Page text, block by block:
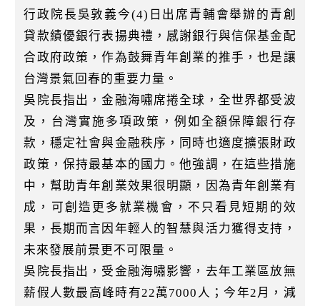
行政院長吳敦義今(4)日出席青輔會舉辦的青創
貸款績優銀行表揚典禮，感謝銀行與信保基金配
合政府政策，作為鼓舞青年創業的推手，也是讓
台灣景氣回春的重要力量。
吳院長指出，金融海嘯席捲全球，全世界都受波
及，台灣實施多項政策，例如全額保障銀行存
款，穩定社會與金融秩序，同時也適度擴張財政
政策，保持最基本的國力。他強調，在這些措施
中，幫助青年創業效果很明顯，因為青年創業有
成，可創造更多就業機會，不只看見短期的效
果，長期而言因年輕人的智慧與活力獲得支持，
未來發展前景更不可限量。
吳院長指出，受金融海嘯影響，去年工業區放無
薪假人數最高峰時有22萬7000人；今年2月，減